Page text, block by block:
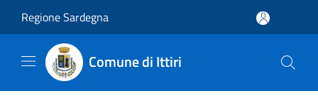
Regione Sardegna
Comune di Ittiri